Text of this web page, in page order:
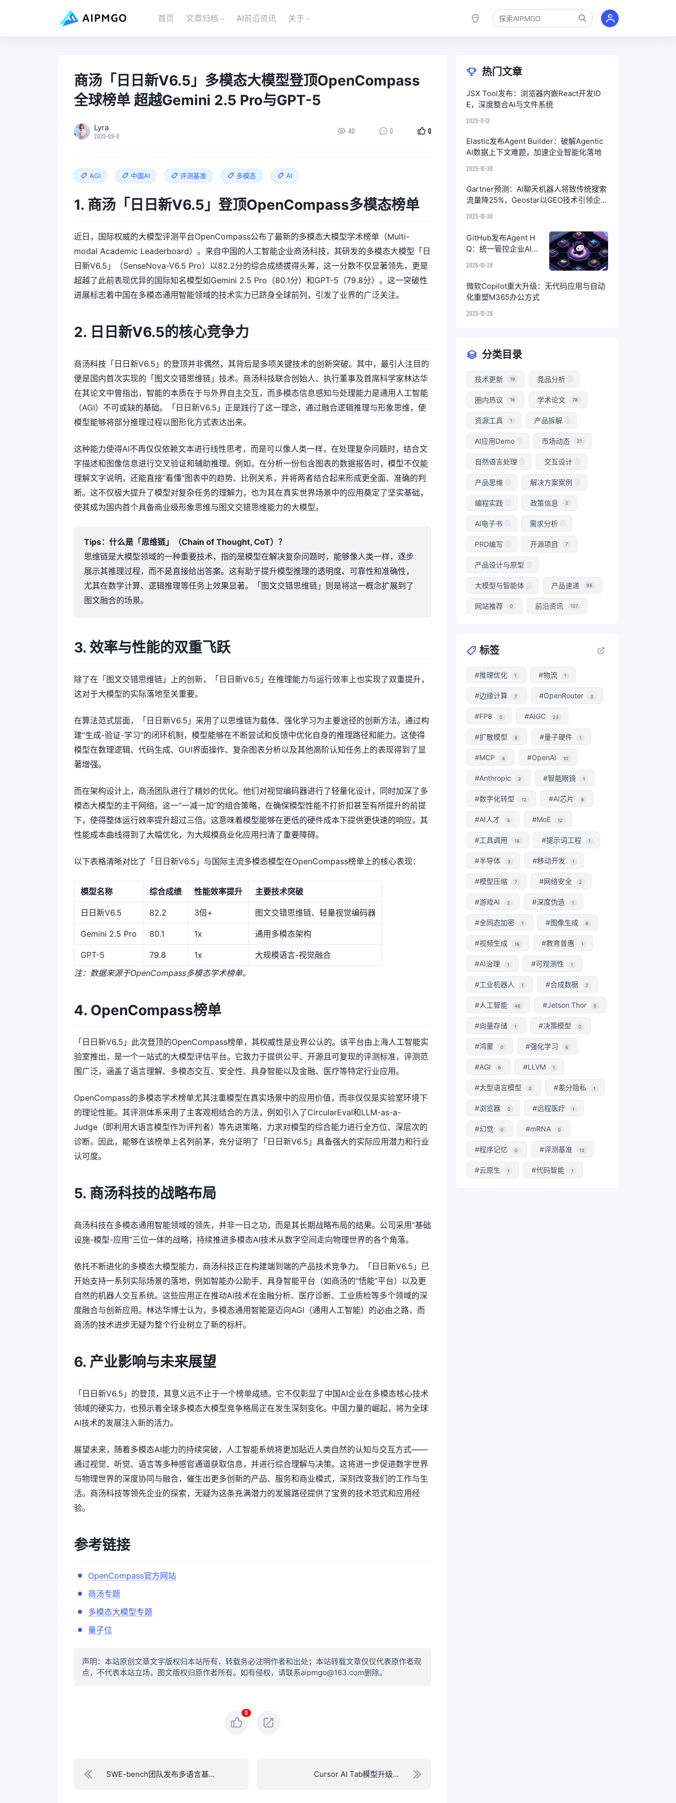
首页 文章归档 AI前沿资讯 关于
商汤「日日新V6.5」多模态大模型登顶OpenCompass
全球榜单 超越Gemini 2.5 Pro与GPT-5
Lyra
2025-09-11
40 0 0
AGI 中国AI 评测基准 多模态 AI
1. 商汤「日日新V6.5」登顶OpenCompass多模态榜单
近日，国际权威的大模型评测平台OpenCompass公布了最新的多模态大模型学术榜单（Multi-
modal Academic Leaderboard）。来自中国的人工智能企业商汤科技，其研发的多模态大模型「日
日新V6.5」（SenseNova-V6.5 Pro）以82.2分的综合成绩拔得头筹，这一分数不仅显著领先，更是
超越了此前表现优异的国际知名模型如Gemini 2.5 Pro（80.1分）和GPT-5（79.8分）。这一突破性
进展标志着中国在多模态通用智能领域的技术实力已跻身全球前列，引发了业界的广泛关注。
2. 日日新V6.5的核心竞争力
商汤科技「日日新V6.5」的登顶并非偶然，其背后是多项关键技术的创新突破。其中，最引人注目的
便是国内首次实现的「图文交错思维链」技术。商汤科技联合创始人、执行董事及首席科学家林达华
在其论文中曾指出，智能的本质在于与外界自主交互，而多模态信息感知与处理能力是通用人工智能
（AGI）不可或缺的基础。「日日新V6.5」正是践行了这一理念，通过融合逻辑推理与形象思维，使
模型能够将部分推理过程以图形化方式表达出来。
这种能力使得AI不再仅仅依赖文本进行线性思考，而是可以像人类一样，在处理复杂问题时，结合文
字描述和图像信息进行交叉验证和辅助推理。例如，在分析一份包含图表的数据报告时，模型不仅能
理解文字说明，还能直接“看懂”图表中的趋势、比例关系，并将两者结合起来形成更全面、准确的判
断。这不仅极大提升了模型对复杂任务的理解力，也为其在真实世界场景中的应用奠定了坚实基础，
使其成为国内首个具备商业级形象思维与图文交错思维能力的大模型。
Tips：什么是「思维链」（Chain of Thought, CoT）？
思维链是大模型领域的一种重要技术，指的是模型在解决复杂问题时，能够像人类一样，逐步
展示其推理过程，而不是直接给出答案。这有助于提升模型推理的透明度、可靠性和准确性，
尤其在数学计算、逻辑推理等任务上效果显著。「图文交错思维链」则是将这一概念扩展到了
图文融合的场景。
3. 效率与性能的双重飞跃
除了在「图文交错思维链」上的创新，「日日新V6.5」在推理能力与运行效率上也实现了双重提升，
这对于大模型的实际落地至关重要。
在算法范式层面，「日日新V6.5」采用了以思维链为载体、强化学习为主要途径的创新方法。通过构
建“生成-验证-学习”的闭环机制，模型能够在不断尝试和反馈中优化自身的推理路径和能力。这使得
模型在数理逻辑、代码生成、GUI界面操作、复杂图表分析以及其他高阶认知任务上的表现得到了显
著增强。
而在架构设计上，商汤团队进行了精妙的优化。他们对视觉编码器进行了轻量化设计，同时加深了多
模态大模型的主干网络。这一“一减一加”的组合策略，在确保模型性能不打折扣甚至有所提升的前提
下，使得整体运行效率提升超过三倍。这意味着模型能够在更低的硬件成本下提供更快速的响应，其
性能成本曲线得到了大幅优化，为大规模商业化应用扫清了重要障碍。
以下表格清晰对比了「日日新V6.5」与国际主流多模态模型在OpenCompass榜单上的核心表现：
模型名称 综合成绩 性能效率提升 主要技术突破
日日新V6.5 82.2 3倍+ 图文交错思维链、轻量视觉编码器
Gemini 2.5 Pro 80.1 1x 通用多模态架构
GPT-5 79.8 1x
大规模语言-视觉融合
注：数据来源于OpenCompass多模态学术榜单。
4. OpenCompass榜单
「日日新V6.5」此次登顶的OpenCompass榜单，其权威性是业界公认的。该平台由上海人工智能实
验室推出，是一个一站式的大模型评估平台。它致力于提供公平、开源且可复现的评测标准，评测范
围广泛，涵盖了语言理解、多模态交互、安全性、具身智能以及金融、医疗等特定行业应用。
OpenCompass的多模态学术榜单尤其注重模型在真实场景中的应用价值，而非仅仅是实验室环境下
的理论性能。其评测体系采用了主客观相结合的方法，例如引入了CircularEval和LLM-as-a-
Judge（即利用大语言模型作为评判者）等先进策略，力求对模型的综合能力进行全方位、深层次的
诊断。因此，能够在该榜单上名列前茅，充分证明了「日日新V6.5」具备强大的实际应用潜力和行业
认可度。
5. 商汤科技的战略布局
商汤科技在多模态通用智能领域的领先，并非一日之功，而是其长期战略布局的结果。公司采用“基础
设施-模型-应用”三位一体的战略，持续推进多模态AI技术从数字空间走向物理世界的各个角落。
依托不断进化的多模态大模型能力，商汤科技正在构建端到端的产品技术竞争力。「日日新V6.5」已
开始支持一系列实际场景的落地，例如智能办公助手、具身智能平台（如商汤的“悟能”平台）以及更
自然的机器人交互系统。这些应用正在推动AI技术在金融分析、医疗诊断、工业质检等多个领域的深
度融合与创新应用。林达华博士认为，多模态通用智能是迈向AGI（通用人工智能）的必由之路，而
商汤的技术进步无疑为整个行业树立了新的标杆。
6. 产业影响与未来展望
「日日新V6.5」的登顶，其意义远不止于一个榜单成绩。它不仅彰显了中国AI企业在多模态核心技术
领域的硬实力，也预示着全球多模态大模型竞争格局正在发生深刻变化。中国力量的崛起，将为全球
AI技术的发展注入新的活力。
展望未来，随着多模态AI能力的持续突破，人工智能系统将更加贴近人类自然的认知与交互方式——
通过视觉、听觉、语言等多种感官通道获取信息，并进行综合理解与决策。这将进一步促进数字世界
与物理世界的深度协同与融合，催生出更多创新的产品、服务和商业模式，深刻改变我们的工作与生
活。商汤科技等领先企业的探索，无疑为这条充满潜力的发展路径提供了宝贵的技术范式和应用经
验。
参考链接
OpenCompass官方网站
商汤专题
多模态大模型专题
量子位
声明：本站原创文章文字版权归本站所有，转载务必注明作者和出处；本站转载文章仅仅代表原作者观
点，不代表本站立场，图文版权归原作者所有。如有侵权，请联系aipmgo@163.com删除。
0
SWE-bench团队发布多语言基... Cursor AI Tab模型升级...
热门文章
JSX Tool发布：浏览器内嵌React开发ID
E，深度整合AI与文件系统
2025-11-13
Elastic发布Agent Builder：破解Agentic
AI数据上下文难题，加速企业智能化落地
2025-10-30
Gartner预测：AI聊天机器人将致传统搜索
流量降25%，Geostar以GEO技术引领企
2025-10-30
GitHub发布Agent H
Q：统一管控企业AI编
境
2025-10-29
微软Copilot重大升级：无代码应用与自动
化重塑M365办公方式
2025-10-29
分类目录
技术更新 19 竞品分析
圈内热议 16 学术论文 78
资源工具 1 产品拆解
AI应用Demo 市场动态 21
自然语言处理 交互设计
产品思维 解决方案案例
编程实践 政策信息 2
AI电子书 需求分析
PRD编写 开源项目 7
产品设计与原型
大模型与智能体 产品速递 98
网站推荐 0 前沿资讯 137
标签
#推理优化 1 #物流 1
#边缘计算 7 #OpenRouter 0
#FP8 0 #AIGC 23
#扩散模型 9 #量子硬件 1
#MCP 4 #OpenAI 10
#Anthropic 2 #智能眼镜 1
#数字化转型 12 #AI芯片 9
#AI人才 5 #MoE 12
#工具调用 18 #提示词工程 1
#半导体 3 #移动开发 1
#模型压缩 7 #网络安全 2
#游戏AI 2 #深度伪造 1
#全同态加密 1 #图像生成 8
#视频生成 16 #教育普惠 1
#AI治理 1 #可观测性 1
#工业机器人 1 #合成数据 2
#人工智能 48 #Jetson Thor 0
#向量存储 1 #决策模型 0
#鸿蒙 0 #强化学习 6
#AGI 9 #LLVM 1
#大型语言模型 0 #差分隐私 1
#浏览器 0 #远程医疗 1
#幻觉 0 #mRNA 0
#程序记忆 0 #评测基准 13
#云原生 1 #代码智能 1